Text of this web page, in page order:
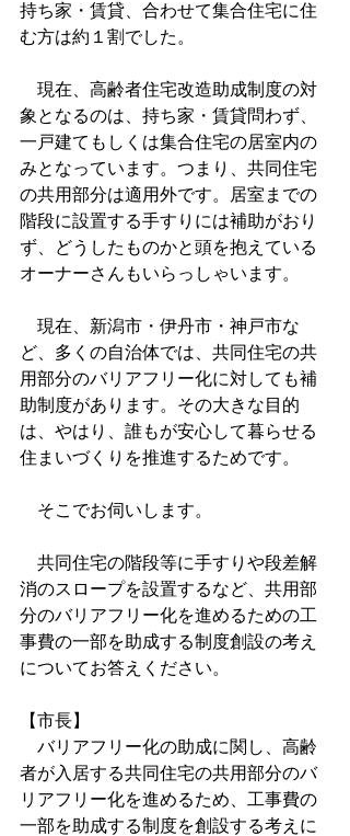
持ち家・賃貸、合わせて集合住宅に住
む方は約１割でした。
現在、高齢者住宅改造助成制度の対
象となるのは、持ち家・賃貸問わず、
一戸建てもしくは集合住宅の居室内の
みとなっています。つまり、共同住宅
の共用部分は適用外です。居室までの
階段に設置する手すりには補助がおり
ず、どうしたものかと頭を抱えている
オーナーさんもいらっしゃいます。
現在、新潟市・伊丹市・神戸市な
ど、多くの自治体では、共同住宅の共
用部分のバリアフリー化に対しても補
助制度があります。その大きな目的
は、やはり、誰もが安心して暮らせる
住まいづくりを推進するためです。
そこでお伺いします。
共同住宅の階段等に手すりや段差解
消のスロープを設置するなど、共用部
分のバリアフリー化を進めるための工
事費の一部を助成する制度創設の考え
についてお答えください。
【市長】
バリアフリー化の助成に関し、高齢
者が入居する共同住宅の共用部分のバ
リアフリー化を進めるため、工事費の
一部を助成する制度を創設する考えに